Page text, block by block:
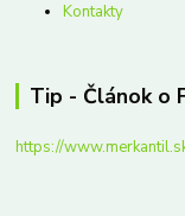
Kontakty
Tip - Článok o
https://